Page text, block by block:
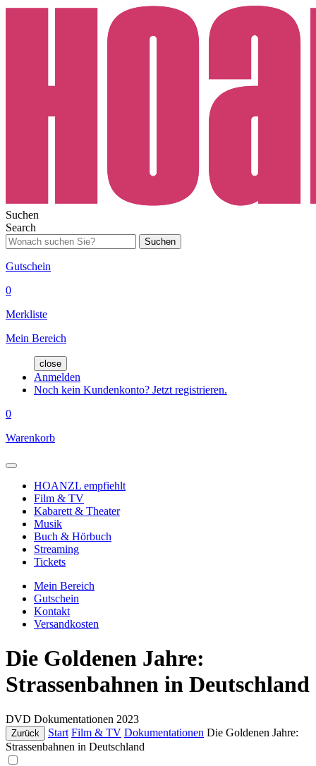
Suchen
Search
Suchen
Gutschein
0
Merkliste
Mein Bereich
close
Anmelden
Noch kein Kundenkonto? Jetzt registrieren.
0
Warenkorb
HOANZL empfiehlt
Film & TV
Kabarett & Theater
Musik
Buch & Hörbuch
Streaming
Tickets
Mein Bereich
Gutschein
Kontakt
Versandkosten
Die Goldenen Jahre:
Strassenbahnen in Deutschland
DVD Dokumentationen 2023
Zurück Start Film & TV Dokumentationen Die Goldenen Jahre:
Strassenbahnen in Deutschland